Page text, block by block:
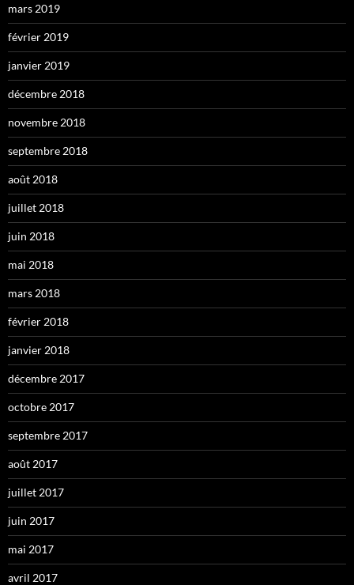
mars 2019
février 2019
janvier 2019
décembre 2018
novembre 2018
septembre 2018
août 2018
juillet 2018
juin 2018
mai 2018
mars 2018
février 2018
janvier 2018
décembre 2017
octobre 2017
septembre 2017
août 2017
juillet 2017
juin 2017
mai 2017
avril 2017